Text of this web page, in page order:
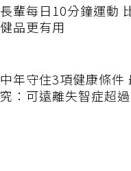
長輩每日10分鐘運動
健品更有用
中年守住3項健康條件
究：可遠離失智症超